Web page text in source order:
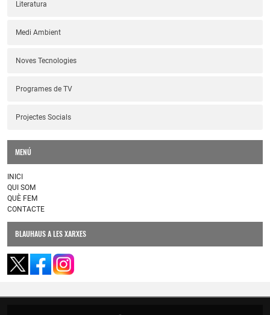
Literatura
Medi Ambient
Noves Tecnologies
Programes de TV
Projectes Socials
MENÚ
INICI
QUI SOM
QUÈ FEM
CONTACTE
BLAUHAUS A LES XARXES